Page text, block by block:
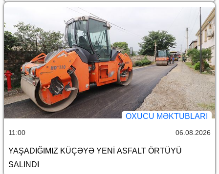
OXUCU MƏKTUBLARI
11:00 06.08.2026
YAŞADIĞIMIZ KÜÇƏYƏ YENİ ASFALT ÖRTÜYÜ
SALINDI